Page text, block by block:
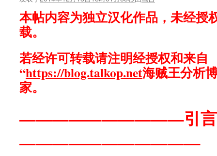
本帖内容为独立汉化作品，未经授
载。
若经许可转载请注明经授权和来自
“https://blog.talkop.net海贼王分析
家。
——————————引言
———————————